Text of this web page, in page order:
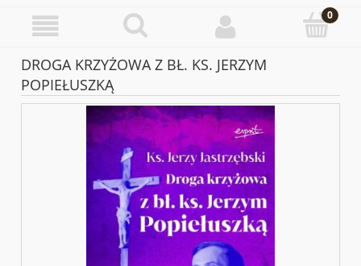
DROGA KRZYŻOWA Z BŁ. KS. JERZYM
POPIEŁUSZKĄ